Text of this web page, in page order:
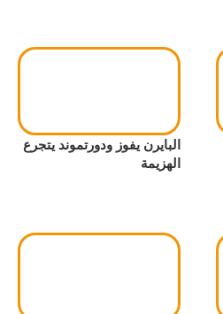
البايرن يفوز ودورتموند يتجرع
الهزيمة